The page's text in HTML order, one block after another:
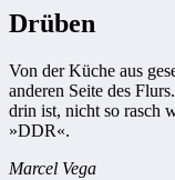
Drüben
Von der Küche aus
anderen Seite des
drin ist, nicht so rasch
»DDR«.
Marcel Vega